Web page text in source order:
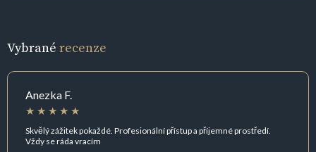
Vybrané recenze
Anezka F.
Skvělý zážitek pokaždé. Profesionální přístup a příjemné prostředí.
Vždy se ráda vracím